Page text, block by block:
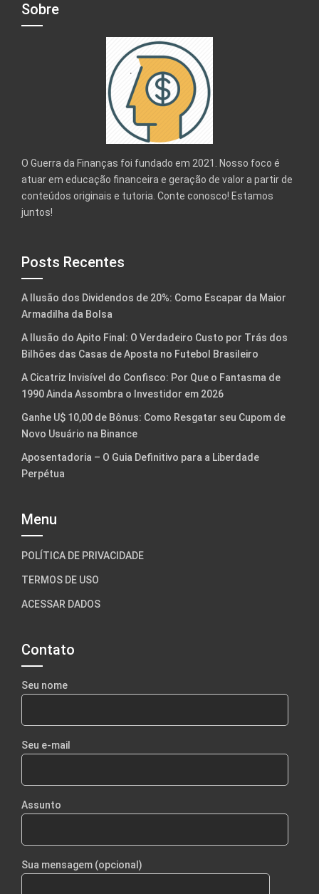
Sobre
O Guerra da Finanças foi fundado em 2021. Nosso foco é
atuar em educação financeira e geração de valor a partir de
conteúdos originais e tutoria. Conte conosco! Estamos
juntos!
Posts Recentes
A Ilusão dos Dividendos de 20%: Como Escapar da Maior
Armadilha da Bolsa
A Ilusão do Apito Final: O Verdadeiro Custo por Trás dos
Bilhões das Casas de Aposta no Futebol Brasileiro
A Cicatriz Invisível do Confisco: Por Que o Fantasma de
1990 Ainda Assombra o Investidor em 2026
Ganhe U$ 10,00 de Bônus: Como Resgatar seu Cupom de
Novo Usuário na Binance
Aposentadoria – O Guia Definitivo para a Liberdade
Perpétua
Menu
POLÍTICA DE PRIVACIDADE
TERMOS DE USO
ACESSAR DADOS
Contato
Seu nome
Seu e-mail
Assunto
Sua mensagem (opcional)